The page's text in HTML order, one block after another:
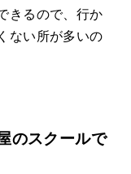
きるので、行か
ない所が多いの
のスクールで